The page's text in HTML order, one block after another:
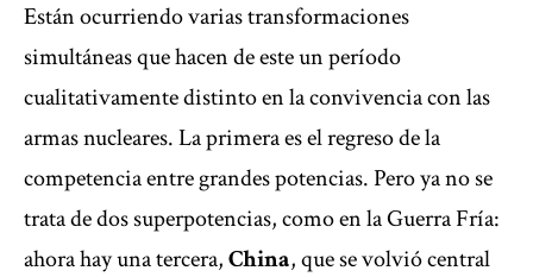
Están ocurriendo varias transformaciones
simultáneas que hacen de este un período
cualitativamente distinto en la convivencia con las
armas nucleares. La primera es el regreso de la
competencia entre grandes potencias. Pero ya no se
trata de dos superpotencias, como en la Guerra Fría:
ahora hay una tercera,China, que se volvió central